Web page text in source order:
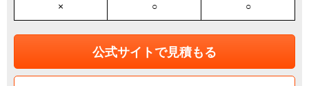
× ○ ○
公式サイトで見積もる